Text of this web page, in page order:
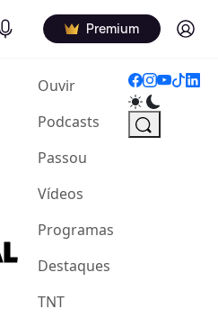
Podcasts Premium Log in
Ouvir(current)
Podcasts
Passou
Vídeos
Programas
Destaques
TNT